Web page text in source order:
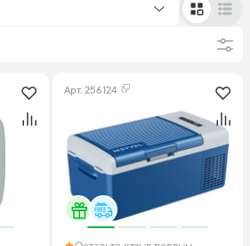
Арт. 256124